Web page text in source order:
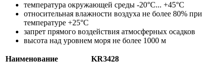
температура окружающей среды -20°С... +45°С
относительная влажности воздуха не более 80% при
температуре +25°С
запрет прямого воздействия атмосферных осадков
высота над уровнем моря не более 1000 м
Наименование
KR3428